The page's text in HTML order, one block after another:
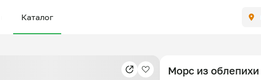
Каталог
Морс из облепихи